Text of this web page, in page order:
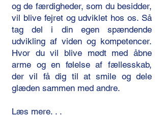
og de færdigheder, som du besidder,
vil blive fejret og udviklet hos os. Så
tag del i din egen spændende
udvikling af viden og kompetencer.
Hvor du vil blive mødt med åbne
arme og en følelse af fællesskab,
der vil få dig til at smile og dele
glæden sammen med andre.
Læs mere. . .